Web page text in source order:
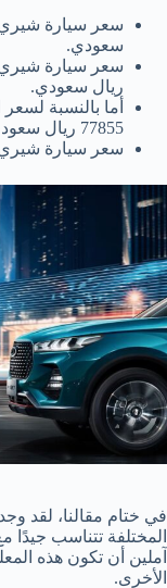
سعودي.
ريال سعودي.
77855 ريال سعودي.
سعر سيارة شيري تيجو 7 برو الفئة الرابعة:
في ختام مقالنا، لقد
المختلفة تتناسب
آملين أن تكون هذه
الأخرى.